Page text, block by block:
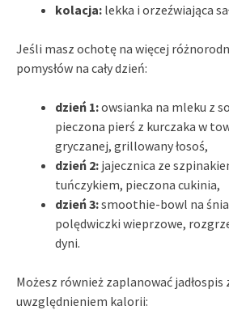
kolacja: lekka i orzeźwiająca
Jeśli masz ochotę na więcej
pomysłów na cały dzień:
dzień 1:owsianka na mleku z
pieczona pierś z kurczaka w
gryczanej, grillowany łosoś,
dzień 2: jajecznica ze
tuńczykiem, pieczona cukinia,
dzień 3:smoothie-bowl na
polędwiczki wieprzowe,
dyni.
Możesz również zaplanować jadłospis
uwzględnieniem kalorii: